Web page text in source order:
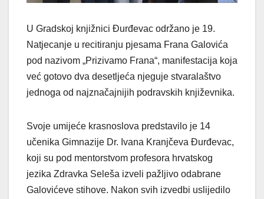
U Gradskoj knjižnici Đurđevac održano je 19.
Natjecanje u recitiranju pjesama Frana Galovića
pod nazivom „Prizivamo Frana“, manifestacija koja
već gotovo dva desetljeća njeguje stvaralaštvo
jednoga od najznačajnijih podravskih književnika.
Svoje umijeće krasnoslova predstavilo je 14
učenika Gimnazije Dr. Ivana Kranjčeva Đurđevac,
koji su pod mentorstvom profesora hrvatskog
jezika Zdravka Seleša izveli pažljivo odabrane
Galovićeve stihove. Nakon svih izvedbi uslijedilo